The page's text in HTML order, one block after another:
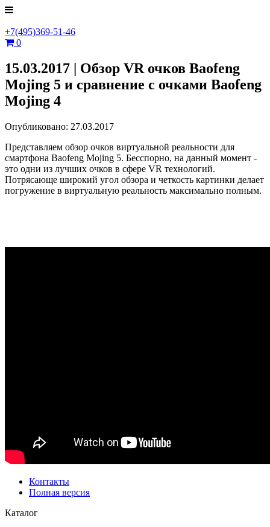
+7(495)369-51-46
0
15.03.2017 | Обзор VR очков Baofeng
Mojing 5 и сравнение с очками Baofeng
Mojing 4
Опубликовано: 27.03.2017
Представляем обзор очков виртуальной реальности для
смартфона Baofeng Mojing 5. Бесспорно, на данный момент -
это одни из лучших очков в сфере VR технологий.
Потрясающе широкий угол обзора и четкость картинки делает
погружение в виртуальную реальность максимально полным.
Контакты
Полная версия
Каталог